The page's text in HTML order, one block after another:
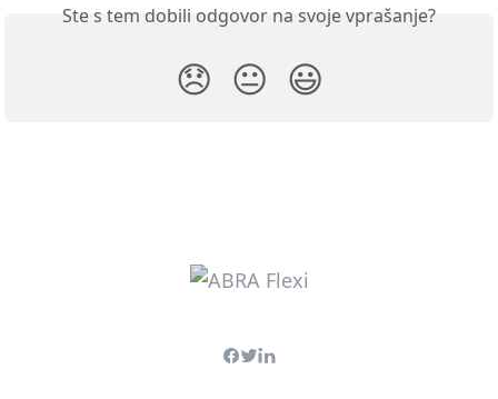
Ste s tem dobili odgovor na svoje vprašanje?
😞 😐 😃